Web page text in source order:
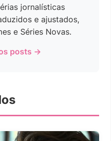
jornalísticas
e ajustados,
e Séries Novas.
posts →